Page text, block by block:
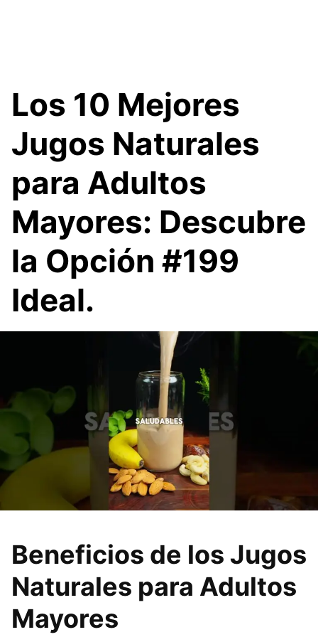
Los 10 Mejores
Jugos Naturales
para Adultos
Mayores: Descubre
la Opción #199
Ideal.
Beneficios de los Jugos
Naturales para Adultos
Mayores